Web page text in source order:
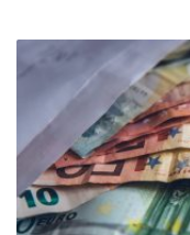
tří základních
Úroková sazba pro
zvýšena na 1,25 %,
refinanční operace
operace na 0,75 %.
Co